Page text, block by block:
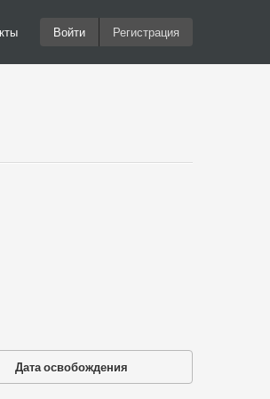
Войти Регистрация
Дата освобождения